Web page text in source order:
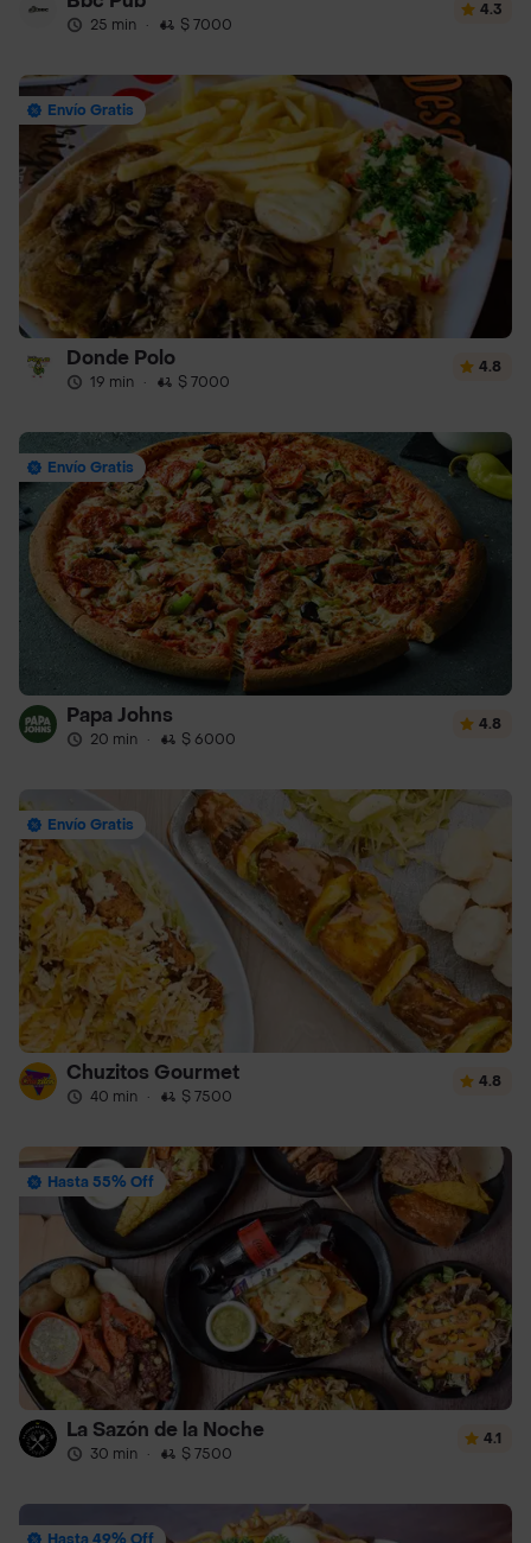
25 min · $ 7000
4.3
Envío Gratis
Donde Polo
19 min · $ 7000
4.8
Envío Gratis
Papa Johns
20 min · $ 6000
4.8
Envío Gratis
Chuzitos Gourmet
40 min · $ 7500
4.8
Hasta 55% Off
La Sazón de la Noche
30 min · $ 7500
4.1